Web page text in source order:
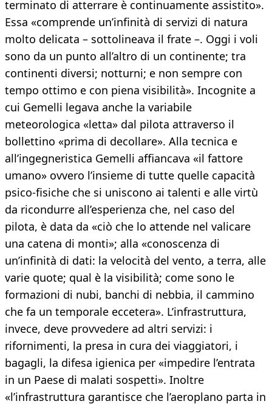
terminato di atterrare è continuamente assistito».
Essa «comprende un’infinità di servizi di natura
molto delicata – sottolineava il frate –. Oggi i voli
sono da un punto all’altro di un continente; tra
continenti diversi; notturni; e non sempre con
tempo ottimo e con piena visibilità». Incognite a
cui Gemelli legava anche la variabile
meteorologica «letta» dal pilota attraverso il
bollettino «prima di decollare». Alla tecnica e
all’ingegneristica Gemelli affiancava «il fattore
umano» ovvero l’insieme di tutte quelle capacità
psico-fisiche che si uniscono ai talenti e alle virtù
da ricondurre all’esperienza che, nel caso del
pilota, è data da «ciò che lo attende nel valicare
una catena di monti»; alla «conoscenza di
un’infinità di dati: la velocità del vento, a terra, alle
varie quote; qual è la visibilità; come sono le
formazioni di nubi, banchi di nebbia, il cammino
che fa un temporale eccetera». L’infrastruttura,
invece, deve provvedere ad altri servizi: i
rifornimenti, la presa in cura dei viaggiatori, i
bagagli, la difesa igienica per «impedire l’entrata
in un Paese di malati sospetti». Inoltre
«l’infrastruttura garantisce che l’aeroplano parta in